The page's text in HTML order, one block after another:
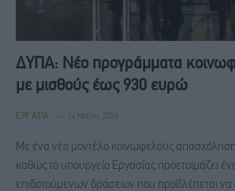
ΔΥΠΑ: Νέο προγράμματα
με μισθούς έως 930 ευρώ
ΕΡΓΑΣΊΑ 14 Μαΐου, 2026
Με ένα νέο μοντέλο κοινωφελούς
καθώς το υπουργείο Εργασίας προετοιμάζει
επιδοτούμενων δράσεων που προβλέπεται να